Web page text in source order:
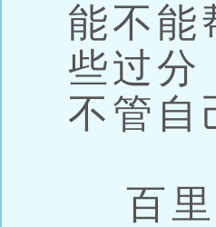
能不能
些过分
不管自
百里